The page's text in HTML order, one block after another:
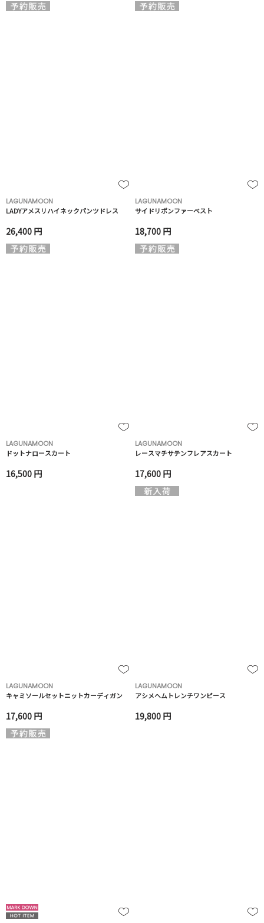
LAGUNAMOON
LADYアメスリハイネックパンツドレス
26,400 円
LAGUNAMOON
サイドリボンファーベスト
18,700 円
LAGUNAMOON
ドットナロースカート
16,500 円
LAGUNAMOON
レースマチサテンフレアスカート
17,600 円
LAGUNAMOON
キャミソールセットニットカーディガン
17,600 円
LAGUNAMOON
アシメヘムトレンチワンピース
19,800 円